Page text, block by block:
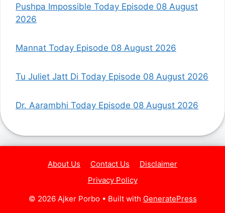
Pushpa Impossible Today Episode 08 August
2026
Mannat Today Episode 08 August 2026
Tu Juliet Jatt Di Today Episode 08 August 2026
Dr. Aarambhi Today Episode 08 August 2026
About Us Contact Us
Disclaimer
Privacy Policy
© 2026 Ajker Porbo• Built with GeneratePress